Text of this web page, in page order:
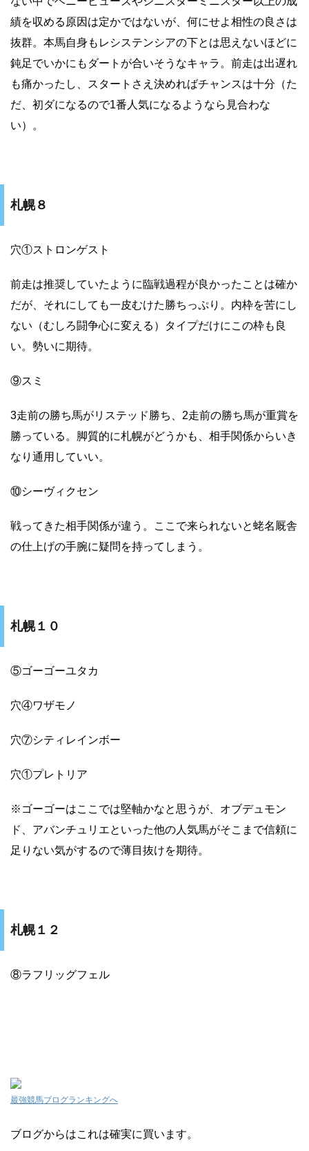
績を収める原因は定かではないが、何にせよ相性の良さは
抜群。本馬自身もレシステンシアの下とは思えないほどに
鈍足でいかにもダートが合いそうなキャラ。前走は出遅れ
も痛かったし、スタートさえ決めればチャンスは十分（た
だ、初ダになるので1番人気になるようなら見合わな
い）。
札幌８
穴①ストロンゲスト
前走は推奨していたように臨戦過程が良かったことは確か
だが、それにしても一皮むけた勝ちっぷり。内枠を苦にし
ない（むしろ闘争心に変える）タイプだけにこの枠も良
い。勢いに期待。
⑨スミ
3走前の勝ち馬がリステッド勝ち、2走前の勝ち馬が重賞を
勝っている。脚質的に札幌がどうかも、相手関係からいき
なり通用していい。
⑩シーヴィクセン
戦ってきた相手関係が違う。ここで来られないと蛯名厩舎
の仕上げの手腕に疑問を持ってしまう。
札幌１０
⑤ゴーゴーユタカ
穴④ワザモノ
穴⑦シティレインボー
穴①プレトリア
※ゴーゴーはここでは堅軸かなと思うが、オブデュモン
ド、アバンチュリエといった他の人気馬がそこまで信頼に
足りない気がするので薄目抜けを期待。
札幌１２
⑧ラフリッグフェル
最強競馬ブログランキングへ
ブログからはこれは確実に買います。